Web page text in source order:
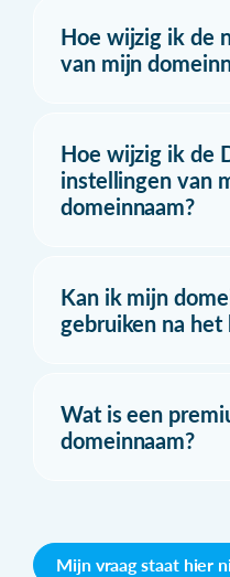
Hoe wijzig ik de
van mijn
Hoe wijzig ik de
instellingen van
domeinnaam?
Kan ik mijn
gebruiken na het
Wat is een
domeinnaam?
Mijn vraag staat hier